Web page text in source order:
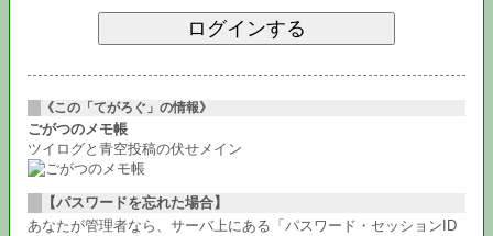
《この「てがろぐ」の情報》
ごがつのメモ帳
ツイログと青空投稿の伏せメイン
【パスワードを忘れた場合】
あなたが管理者なら、サーバ上にある「パスワード・セッションID